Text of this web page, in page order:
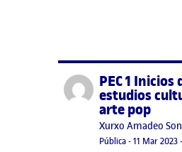
Publicado porPEC 1 Inicios
estudios
arte pop
Publicado por
Xurxo Amadeo
Visibilidad:
Pública-Fecha de
11 Mar 2023-